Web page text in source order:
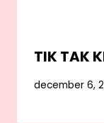
TIK TAK
december 6,